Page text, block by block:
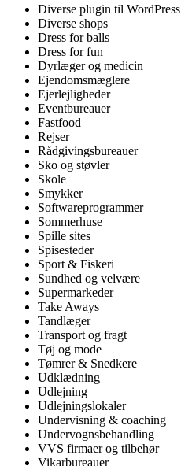
Diverse plugin til WordPress
Diverse shops
Dress for balls
Dress for fun
Dyrlæger og medicin
Ejendomsmæglere
Ejerlejligheder
Eventbureauer
Fastfood
Rejser
Rådgivingsbureauer
Sko og støvler
Skole
Smykker
Softwareprogrammer
Sommerhuse
Spille sites
Spisesteder
Sport & Fiskeri
Sundhed og velvære
Supermarkeder
Take Aways
Tandlæger
Transport og fragt
Tøj og mode
Tømrer & Snedkere
Udklædning
Udlejning
Udlejningslokaler
Undervisning & coaching
Undervognsbehandling
VVS firmaer og tilbehør
Vikarbureauer